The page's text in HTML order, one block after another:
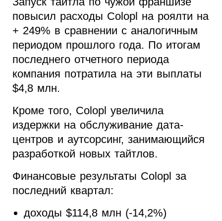
повысил расходы Colopl на роялти на
+ 249% в сравнении с аналогичным
периодом прошлого года. По итогам
последнего отчетного периода
компания потратила на эти выплаты
$4,8 млн.
Кроме того, Colopl увеличила
издержки на обслуживание дата-
центров и аутсорсинг, занимающийся
разработкой новых тайтлов.
Финансовые результаты Colopl за
последний квартал:
доходы $114,8 млн (-14,2%)